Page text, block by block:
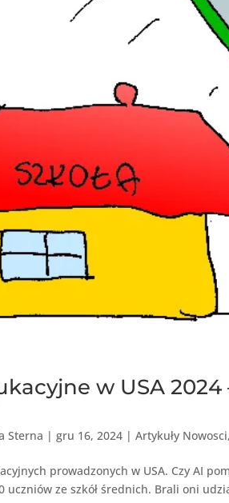
w USA
Sterna |gru 16, 2024 |Artykuły Nowosci,
prowadzonych w USA. Czy AI
uczniów ze szkół średnich. Brali oni